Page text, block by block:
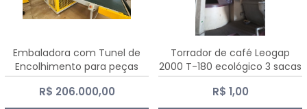
Embaladora com Tunel de
Encolhimento para peças
grandes portas janelas -
Dalmak
R$ 206.000,00
Torrador de café Leogap
2000 T-180 ecológico 3 sacas
de carga 540 kg/h
R$ 1,00